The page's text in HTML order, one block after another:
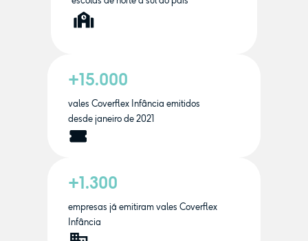
+15.000
vales Coverflex Infância emitidos
desde janeiro de 2021
+1.300
empresas já emitiram vales Coverflex
Infância